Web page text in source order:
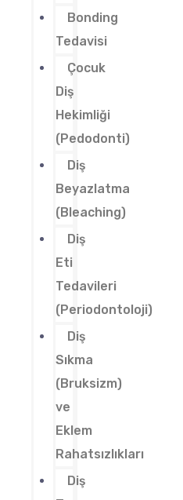
Bonding
Tedavisi
Çocuk
Diş
Hekimliği
(Pedodonti)
Diş
Beyazlatma
(Bleaching)
Diş
Eti
Tedavileri
(Periodontoloji)
Diş
Sıkma
(Bruksizm)
ve
Eklem
Rahatsızlıkları
Diş